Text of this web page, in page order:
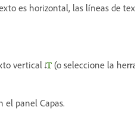
es horizontal, las líneas de
vertical (o seleccione la
el panel Capas.